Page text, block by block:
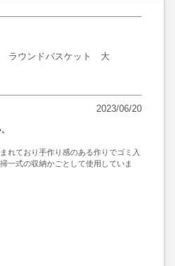
ラウンドバスケット 大
2023/06/20
れており手作り感のある作りでゴミ入
一式の収納かごとして使用していま